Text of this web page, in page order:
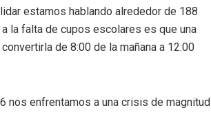
estamos hablando alrededor de 188
la falta de cupos escolares es que una
de 8:00 de la mañana a 12:00
nos enfrentamos a una crisis de magnitud